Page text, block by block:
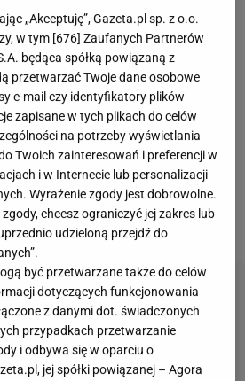
a najczęściej
Urban. Jednak Cezary
że ma zgoła odmienne
się Maciej Skorża,
Urawę Red Diamonds na
Świata. Prezes PZPN
a wręcz powtarzał w
jakiego w ostatnich tygodniach
„Akceptuję”, Gazeta.pl sp. z o.o.
w tym [676] Zaufanych Partnerów
będąca spółką powiązaną z
przetwarzać Twoje dane osobowe
e-mail czy identyfikatory plików
zapisane w tych plikach do celów
na potrzeby wyświetlania
Twoich zainteresowań i preferencji w
i w Internecie lub personalizacji
Wyrażenie zgody jest dobrowolne.
chcesz ograniczyć jej zakres lub
udzieloną przejdź do
być przetwarzane także do celów
dotyczących funkcjonowania
z danymi dot. świadczonych
przypadkach przetwarzanie
i odbywa się w oparciu o
jej spółki powiązanej – Agora